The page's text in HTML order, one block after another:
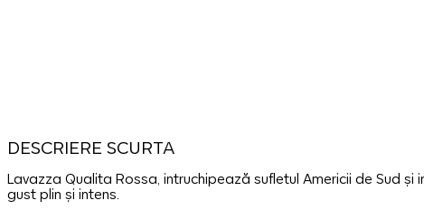
DESCRIERE SCURTA
Lavazza Qualita Rossa, intruchipează sufletul Americii de Sud
gust plin și intens.